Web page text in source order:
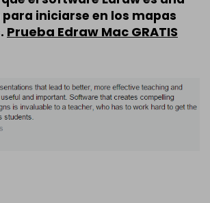
iniciarse en los mapas
Prueba Edraw Mac GRATIS